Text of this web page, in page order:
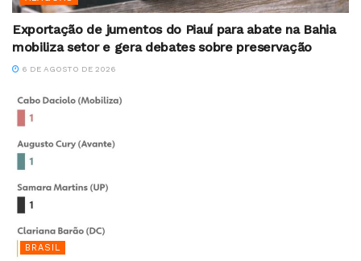
Exportação de jumentos do Piauí para abate na Bahia
mobiliza setor e gera debates sobre preservação
6 DE AGOSTO DE 2026
BRASIL